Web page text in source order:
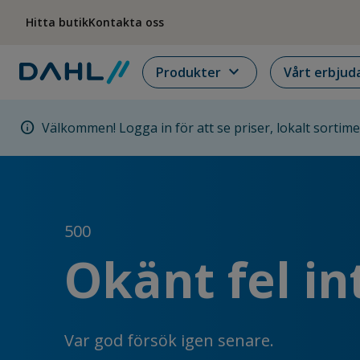
Hitta butikKontakta oss
Produkter expand_more Vårt
info Välkommen! Logga in för att se priser, lokalt
500
Okänt fel
Var god försök igen senare.